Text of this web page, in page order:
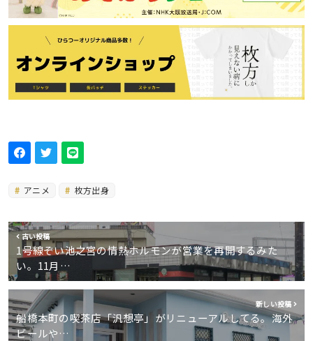
アニメ 枚方出身
古い投稿
1号線ぞい池之宮の情熱ホルモンが営業を再開するみた
い。11月…
新しい投稿
船橋本町の喫茶店「汎想亭」がリニューアルしてる。海外
ビールや…